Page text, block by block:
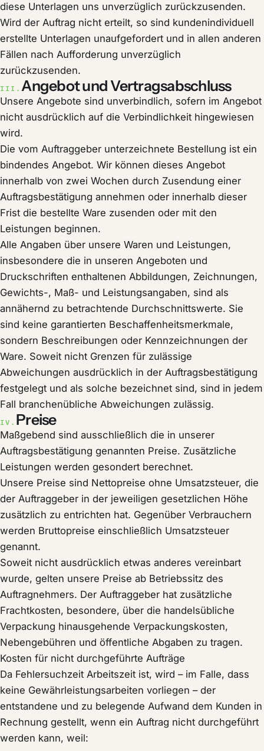
diese Unterlagen uns unverzüglich zurückzusenden.
Wird der Auftrag nicht erteilt, so sind kundenindividuell
erstellte Unterlagen unaufgefordert und in allen anderen
Fällen nach Aufforderung unverzüglich
zurückzusenden.
III.Angebot und Vertragsabschluss
Unsere Angebote sind unverbindlich, sofern im Angebot
nicht ausdrücklich auf die Verbindlichkeit hingewiesen
wird.
Die vom Auftraggeber unterzeichnete Bestellung ist ein
bindendes Angebot. Wir können dieses Angebot
innerhalb von zwei Wochen durch Zusendung einer
Auftragsbestätigung annehmen oder innerhalb dieser
Frist die bestellte Ware zusenden oder mit den
Leistungen beginnen.
Alle Angaben über unsere Waren und Leistungen,
insbesondere die in unseren Angeboten und
Druckschriften enthaltenen Abbildungen, Zeichnungen,
Gewichts-, Maß- und Leistungsangaben, sind als
annähernd zu betrachtende Durchschnittswerte. Sie
sind keine garantierten Beschaffenheitsmerkmale,
sondern Beschreibungen oder Kennzeichnungen der
Ware. Soweit nicht Grenzen für zulässige
Abweichungen ausdrücklich in der Auftragsbestätigung
festgelegt und als solche bezeichnet sind, sind in jedem
Fall branchenübliche Abweichungen zulässig.
IV. Preise
Maßgebend sind ausschließlich die in unserer
Auftragsbestätigung genannten Preise. Zusätzliche
Leistungen werden gesondert berechnet.
Unsere Preise sind Nettopreise ohne Umsatzsteuer, die
der Auftraggeber in der jeweiligen gesetzlichen Höhe
zusätzlich zu entrichten hat. Gegenüber Verbrauchern
werden Bruttopreise einschließlich Umsatzsteuer
genannt.
Soweit nicht ausdrücklich etwas anderes vereinbart
wurde, gelten unsere Preise ab Betriebssitz des
Auftragnehmers. Der Auftraggeber hat zusätzliche
Frachtkosten, besondere, über die handelsübliche
Verpackung hinausgehende Verpackungskosten,
Nebengebühren und öffentliche Abgaben zu tragen.
Kosten für nicht durchgeführte Aufträge
Da Fehlersuchzeit Arbeitszeit ist, wird – im Falle, dass
keine Gewährleistungsarbeiten vorliegen – der
entstandene und zu belegende Aufwand dem Kunden in
Rechnung gestellt, wenn ein Auftrag nicht durchgeführt
werden kann, weil: